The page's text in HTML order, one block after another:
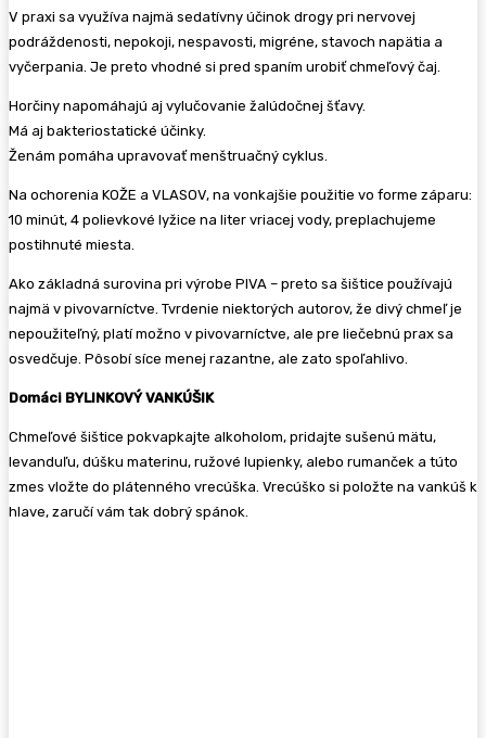
V praxi sa využíva najmä sedatívny účinok drogy pri nervovej
podráždenosti, nepokoji, nespavosti, migréne, stavoch napätia a
vyčerpania. Je preto vhodné si pred spaním urobiť chmeľový čaj.
Horčiny napomáhajú aj vylučovanie žalúdočnej šťavy.
Má aj bakteriostatické účinky.
Ženám pomáha upravovať menštruačný cyklus.
Na ochorenia KOŽE a VLASOV, na vonkajšie použitie vo forme záparu:
10 minút, 4 polievkové lyžice na liter vriacej vody, preplachujeme
postihnuté miesta.
Ako základná surovina pri výro­be PIVA – preto sa šištice používajú
najmä v pivovarníctve. Tvrdenie niektorých autorov, že divý chmeľ je
nepoužiteľný, platí možno v pivovarníctve, ale pre liečebnú prax sa
osvedčuje. Pôsobí síce menej razantne, ale zato spoľahlivo.
Domáci BYLINKOVÝ VANKÚŠIK
Chmeľové šištice pokvapkajte alkoholom, pridajte sušenú mätu,
levanduľu, dúšku materinu, ružové lupienky, alebo rumanček a túto
zmes vložte do plátenného vrecúška. Vrecúško si položte na vankúš k
hlave, zaručí vám tak dobrý spánok.